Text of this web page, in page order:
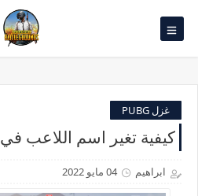
غزل PUBG
كيفية تغير اسم اللاعب في Call of Duty
ابراهيم 04 مايو 2022